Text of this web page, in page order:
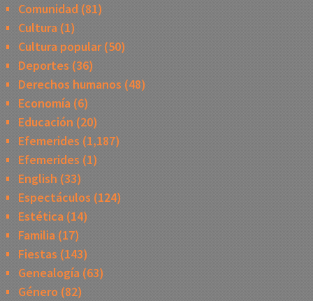
Comunidad(81)
Cultura(1)
Cultura popular(50)
Deportes (36)
Derechos humanos (48)
Economía(6)
Educación (20)
Efemerides (1,187)
Efemerides (1)
English (33)
Espectáculos (124)
Estética(14)
Familia(17)
Fiestas (143)
Genealogía(63)
Género (82)